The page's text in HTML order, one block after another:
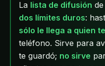
La lista de difusión
dos límites duros:
sólo le llega a quien
teléfono. Sirve para
te guardó; no sirve